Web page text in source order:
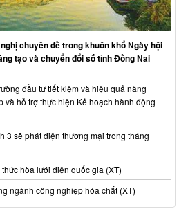
chuyên đề trong khuôn khổ Ngày hội
tạo và chuyển đổi số tỉnh Đồng Nai
đầu tư tiết kiệm và hiệu quả năng
hỗ trợ thực hiện Kế hoạch hành động
3 sẽ phát điện thương mại trong tháng
hòa lưới điện quốc gia (XT)
ngành công nghiệp hóa chất (XT)